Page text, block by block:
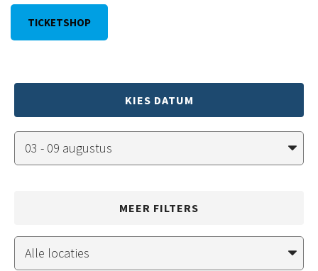
TICKETSHOP
KIES DATUM
MEER FILTERS